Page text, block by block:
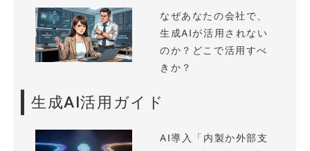
なぜあなたの会社で、
生成AIが活用されない
のか？どこで活用すべ
きか？
生成AI活用ガイド
AI導入「内製か外部支